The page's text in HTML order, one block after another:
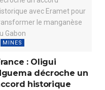
MINES
: Oligui
décroche un
historique